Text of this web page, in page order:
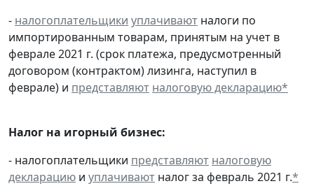
- налогоплательщики уплачивают налоги по
импортированным товарам, принятым на учет в
феврале 2021 г. (срок платежа, предусмотренный
договором (контрактом) лизинга, наступил в
феврале) и представляют налоговую декларацию*
Налог на игорный бизнес:
- налогоплательщики представляют налоговую
декларацию и уплачивают налог за февраль 2021 г.*